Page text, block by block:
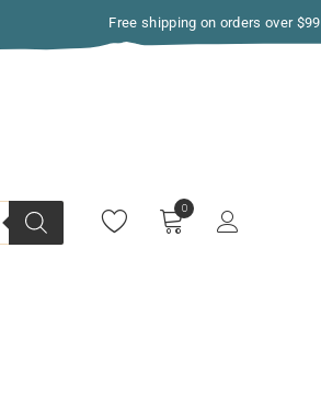
Free shipping on orders over $99